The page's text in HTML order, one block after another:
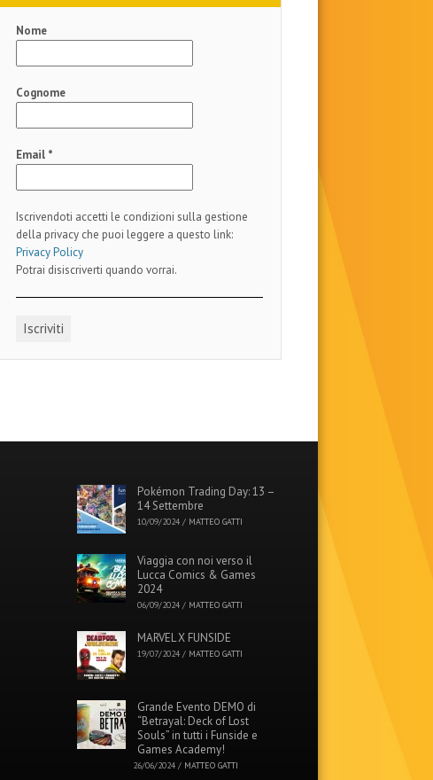
Nome
Cognome
Email *
Iscrivendoti accetti le condizioni sulla gestione
della privacy che puoi leggere a questo link:
Privacy Policy
Potrai disiscriverti quando vorrai.
Pokémon Trading Day: 13 –
14 Settembre
10/09/2024/ MATTEO GATTI
Viaggia con noi verso il
Lucca Comics & Games
2024
06/09/2024/ MATTEO GATTI
MARVEL X FUNSIDE
19/07/2024/ MATTEO GATTI
Grande Evento DEMO di
“Betrayal: Deck of Lost
Souls” in tutti i Funside e
Games Academy!
26/06/2024/ MATTEO GATTI